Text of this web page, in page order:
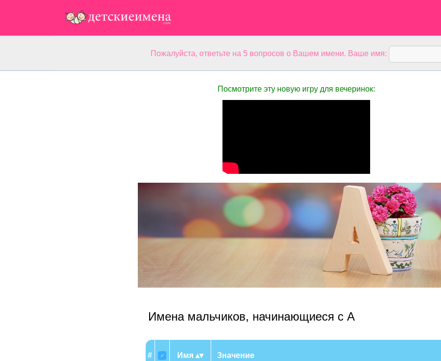
Пожалуйста, ответьте на 5 вопросов о Вашем имени. Ваше имя:
Посмотрите эту новую игру для вечеринок:
Имена мальчиков, начинающиеся с A
# ♂ Имя Значение